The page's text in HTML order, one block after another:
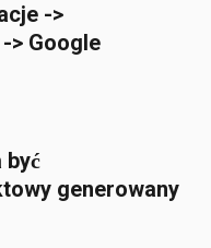
->
> Google
być
generowany